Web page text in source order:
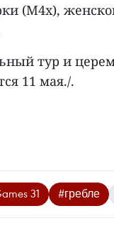
(M4x),
тур и
11 мая./.
31 #гребле